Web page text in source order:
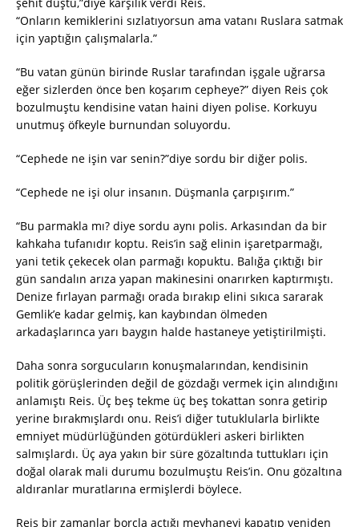
“Onların kemiklerini sızlatıyorsun ama vatanı Ruslara satmak
için yaptığın çalışmalarla.”
“Bu vatan günün birinde Ruslar tarafından işgale uğrarsa
eğer sizlerden önce ben koşarım cepheye?” diyen Reis çok
bozulmuştu kendisine vatan haini diyen polise. Korkuyu
unutmuş öfkeyle burnundan soluyordu.
“Cephede ne işin var senin?”diye sordu bir diğer polis.
“Cephede ne işi olur insanın. Düşmanla çarpışırım.”
“Bu parmakla mı? diye sordu aynı polis. Arkasından da bir
kahkaha tufanıdır koptu. Reis’in sağ elinin işaretparmağı,
yani tetik çekecek olan parmağı kopuktu. Balığa çıktığı bir
gün sandalın arıza yapan makinesini onarırken kaptırmıştı.
Denize fırlayan parmağı orada bırakıp elini sıkıca sararak
Gemlik’e kadar gelmiş, kan kaybından ölmeden
arkadaşlarınca yarı baygın halde hastaneye yetiştirilmişti.
Daha sonra sorgucuların konuşmalarından, kendisinin
politik görüşlerinden değil de gözdağı vermek için alındığını
anlamıştı Reis. Üç beş tekme üç beş tokattan sonra getirip
yerine bırakmışlardı onu. Reis’i diğer tutuklularla birlikte
emniyet müdürlüğünden götürdükleri askeri birlikten
salmışlardı. Üç aya yakın bir süre gözaltında tuttukları için
doğal olarak mali durumu bozulmuştu Reis’in. Onu gözaltına
aldıranlar muratlarına ermişlerdi böylece.
Reis bir zamanlar borçla açtığı meyhaneyi kapatıp yeniden